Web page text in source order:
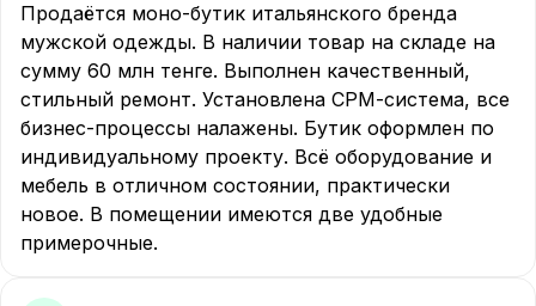
Продаётся моно-бутик итальянского бренда
мужской одежды. В наличии товар на складе на
сумму 60 млн тенге. Выполнен качественный,
стильный ремонт. Установлена СРМ-система, все
бизнес-процессы налажены. Бутик оформлен по
индивидуальному проекту. Всё оборудование и
мебель в отличном состоянии, практически
новое. В помещении имеются две удобные